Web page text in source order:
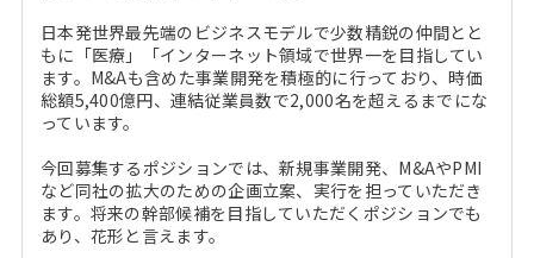
日本発世界最先端のビジネスモデルで少数精鋭の仲間とと
もに「医療」「インターネット領域で世界一を目指してい
ます。M&Aも含めた事業開発を積極的に行っており、時価
総額5,400億円、連結従業員数で2,000名を超えるまでにな
っています。
今回募集するポジションでは、新規事業開発、M&AやPMI
など同社の拡大のための企画立案、実行を担っていただき
ます。将来の幹部候補を目指していただくポジションでも
あり、花形と言えます。